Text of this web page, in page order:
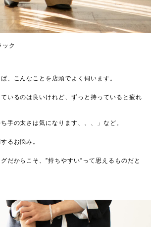
ク
、こんなことを店頭でよく伺います。
ているのは良いけれど、ずっと持っていると疲れ
手の太さは気になります、、、」など。
るお悩み。
だからこそ、”持ちやすい”って思えるものだと